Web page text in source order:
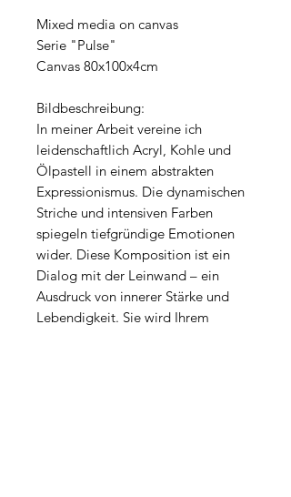
Mixed media on canvas
Serie "Pulse"
Canvas 80x100x4cm
Bildbeschreibung:
In meiner Arbeit vereine ich
leidenschaftlich Acryl, Kohle und
Ölpastell in einem abstrakten
Expressionismus. Die dynamischen
Striche und intensiven Farben
spiegeln tiefgründige Emotionen
wider. Diese Komposition ist ein
Dialog mit der Leinwand – ein
Ausdruck von innerer Stärke und
Lebendigkeit. Sie wird Ihrem